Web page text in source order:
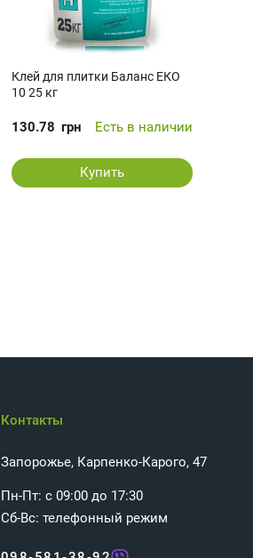
Клей для плитки Баланс ЕКО
10 25 кг
130.78 грн Есть в наличии
Купить
Контакты
Запорожье, Карпенко-Карого, 47
Пн-Пт: с 09:00 до 17:30
Сб-Вс: телефонный режим